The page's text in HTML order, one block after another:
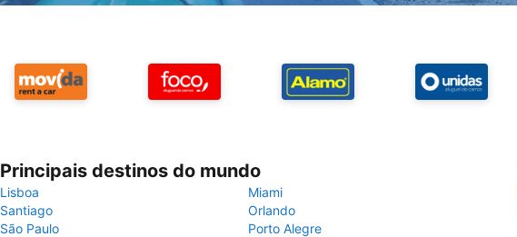
Principais destinos do mundo
Lisboa
Miami
Santiago
Orlando
São Paulo
Porto Alegre